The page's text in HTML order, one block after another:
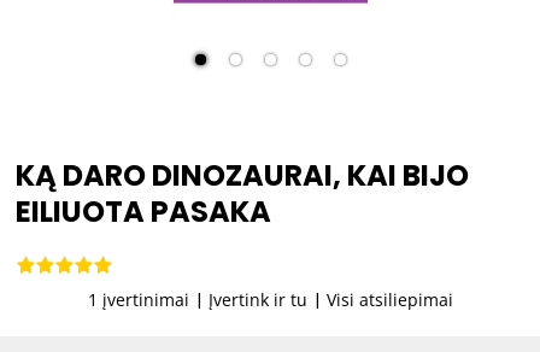
KĄ DARO DINOZAURAI, KAI BIJO
EILIUOTA PASAKA
1 įvertinimai | Įvertink ir tu | Visi atsiliepimai